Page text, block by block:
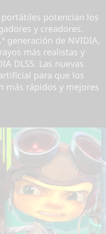
portátiles potencian los
y creadores.
generación de NVIDIA,
más realistas y
DLSS. Las nuevas
para que los
más rápidos y mejores